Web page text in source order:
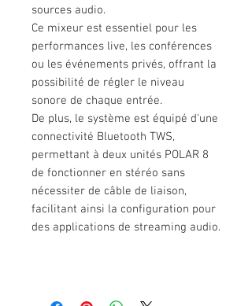
sources audio.
Ce mixeur est essentiel pour les
performances live, les conférences
ou les événements privés, offrant la
possibilité de régler le niveau
sonore de chaque entrée.
De plus, le système est équipé d'une
connectivité Bluetooth TWS,
permettant à deux unités POLAR 8
de fonctionner en stéréo sans
nécessiter de câble de liaison,
facilitant ainsi la configuration pour
des applications de streaming audio.